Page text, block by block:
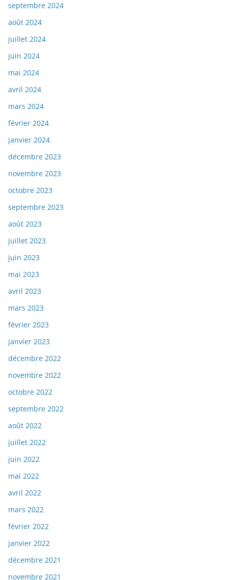
septembre 2024
août 2024
juillet 2024
juin 2024
mai 2024
avril 2024
mars 2024
février 2024
janvier 2024
décembre 2023
novembre 2023
octobre 2023
septembre 2023
août 2023
juillet 2023
juin 2023
mai 2023
avril 2023
mars 2023
février 2023
janvier 2023
décembre 2022
novembre 2022
octobre 2022
septembre 2022
août 2022
juillet 2022
juin 2022
mai 2022
avril 2022
mars 2022
février 2022
janvier 2022
décembre 2021
novembre 2021